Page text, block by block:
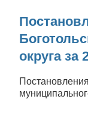
округа за